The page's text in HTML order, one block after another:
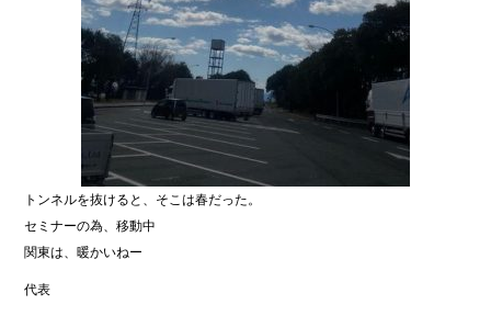
トンネルを抜けると、そこは春だった。
セミナーの為、移動中
関東は、暖かいねー
代表